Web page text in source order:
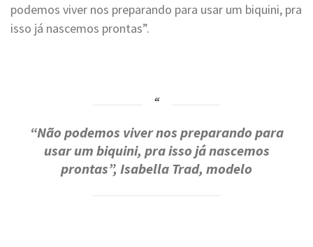
podemos viver nos preparando para usar um biquini, pra
isso já nascemos prontas”.
“Não podemos viver nos preparando para
usar um biquini, pra isso já nascemos
prontas”, Isabella Trad, modelo